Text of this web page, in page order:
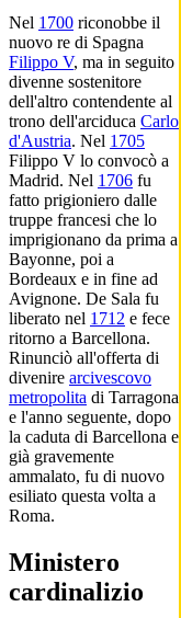
Nel 1700 riconobbe il
nuovo re di Spagna
Filippo V, ma in seguito
divenne sostenitore
dell'altro contendente al
trono dell'arciduca Carlo
d'Austria. Nel 1705
Filippo V lo convocò a
Madrid. Nel 1706 fu
fatto prigioniero dalle
truppe francesi che lo
imprigionano da prima a
Bayonne, poi a
Bordeaux e in fine ad
Avignone. De Sala fu
liberato nel 1712 e fece
ritorno a Barcellona.
Rinunciò all'offerta di
divenire arcivescovo
metropolita di Tarragona
e l'anno seguente, dopo
la caduta di Barcellona e
già gravemente
ammalato, fu di nuovo
esiliato questa volta a
Roma.
Ministero
cardinalizio